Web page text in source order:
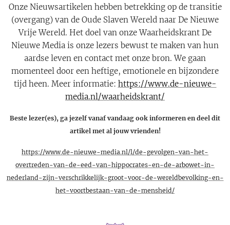
Onze Nieuwsartikelen hebben betrekking op de transitie
(overgang) van de Oude Slaven Wereld naar De Nieuwe
Vrije Wereld. Het doel van onze Waarheidskrant De
Nieuwe Media is onze lezers bewust te maken van hun
aardse leven en contact met onze bron. We gaan
momenteel door een heftige, emotionele en bijzondere
tijd heen. Meer informatie: https://www.de-nieuwe-
media.nl/waarheidskrant/
Beste lezer(es), ga jezelf vanaf vandaag ook informeren en deel dit
artikel met al jouw vrienden!
https://www.de-nieuwe-media.nl/l/de-gevolgen-van-het-
overtreden-van-de-eed-van-hippocrates-en-de-arbowet-in-
nederland-zijn-verschrikkelijk-groot-voor-de-wereldbevolking-en-
het-voortbestaan-van-de-mensheid/